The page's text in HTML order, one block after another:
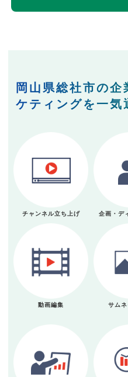
岡山県総社市の
ケティングを一気
チャンネル立ち上げ 企画・デ
動画編集 サム